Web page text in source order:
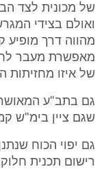
של מכונית לצד
ואולם בצידי
מהווה דרך מופיע
מאפשרת מעבר
של איזו מחזיתות
גם בתב"ע
שגם ציין בימ"ש
גם יפוי הכוח
רישום תכנית